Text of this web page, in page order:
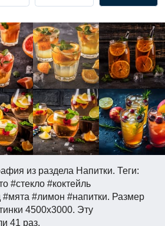
из раздела Напитки. Теги:
#стекло #коктейль
#лимон #напитки. Размер
4500x3000. Эту
41 раз.